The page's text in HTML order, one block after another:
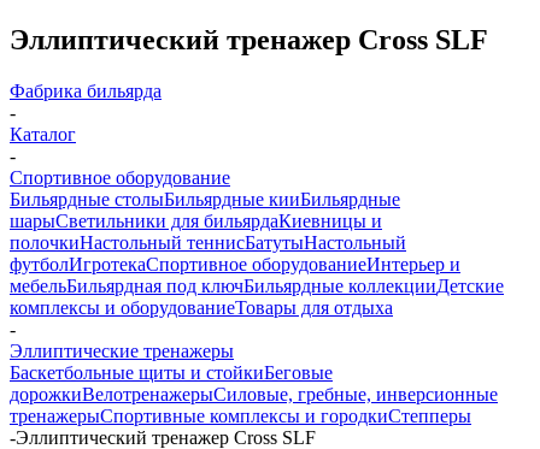
Эллиптический тренажер Cross SLF
Фабрика бильярда
-
Каталог
-
Спортивное оборудование
Бильярдные столыБильярдные кииБильярдные
шарыСветильники для бильярдаКиевницы и
полочкиНастольный теннисБатутыНастольный
футболИгротекаСпортивное оборудованиеИнтерьер и
мебельБильярдная под ключБильярдные коллекцииДетские
комплексы и оборудованиеТовары для отдыха
-
Эллиптические тренажеры
Баскетбольные щиты и стойкиБеговые
дорожкиВелотренажерыСиловые, гребные, инверсионные
тренажерыСпортивные комплексы и городкиСтепперы
-Эллиптический тренажер Cross SLF